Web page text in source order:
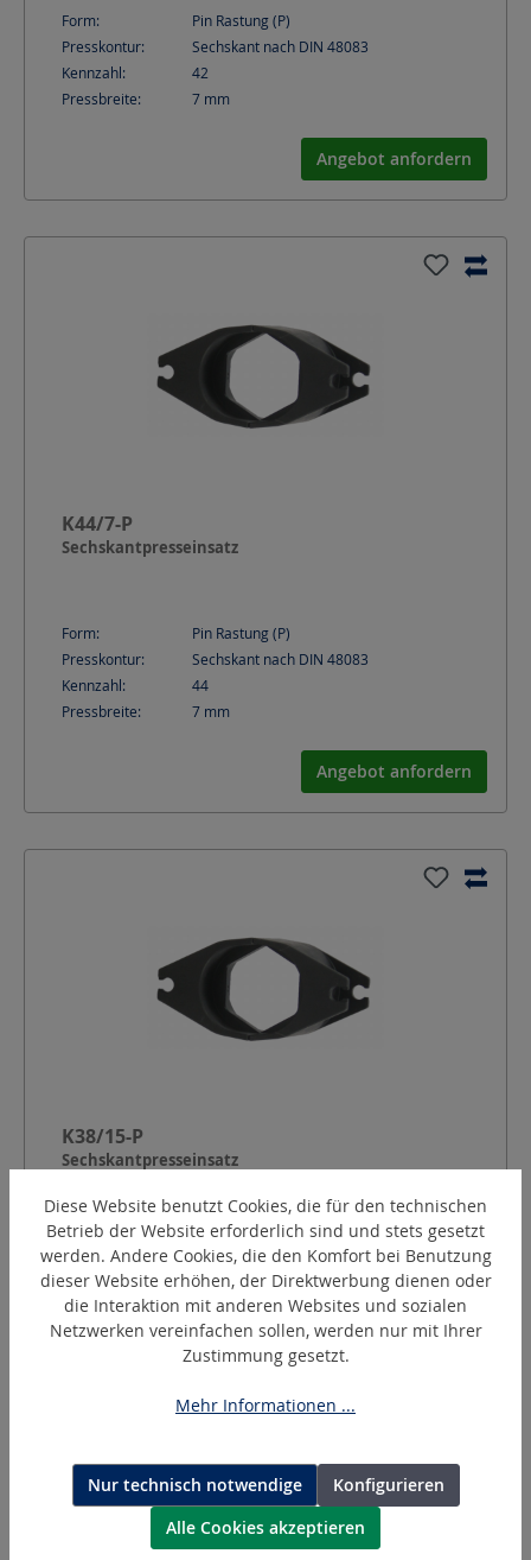
Form:
Pin Rastung (P)
Presskontur:
Sechskant nach DIN 48083
Kennzahl:
42
Pressbreite:
7 mm
Angebot anfordern
K44/7-P
Sechskantpresseinsatz
Form:
Pin Rastung (P)
Presskontur:
Sechskant nach DIN 48083
Kennzahl:
44
Pressbreite:
7 mm
Angebot anfordern
K38/15-P
Sechskantpresseinsatz
Form:
Pin Rastung (P)
Presskontur:
Sechskant nach DIN 48083
Kennzahl:
38
Pressbreite:
15 mm
Diese Website benutzt Cookies, die für den technischen
Betrieb der Website erforderlich sind und stets gesetzt
werden. Andere Cookies, die den Komfort bei Benutzung
dieser Website erhöhen, der Direktwerbung dienen oder
die Interaktion mit anderen Websites und sozialen
Netzwerken vereinfachen sollen, werden nur mit Ihrer
Zustimmung gesetzt.
Mehr Informationen ...
Nur technisch notwendige
Konfigurieren
Alle Cookies akzeptieren